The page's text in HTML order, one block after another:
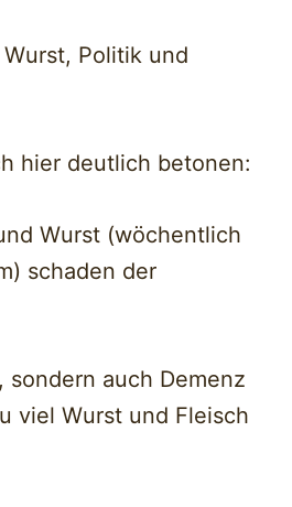
Politik und
hier deutlich betonen:
Wurst (wöchentlich
schaden der
sondern auch Demenz
viel Wurst und Fleisch